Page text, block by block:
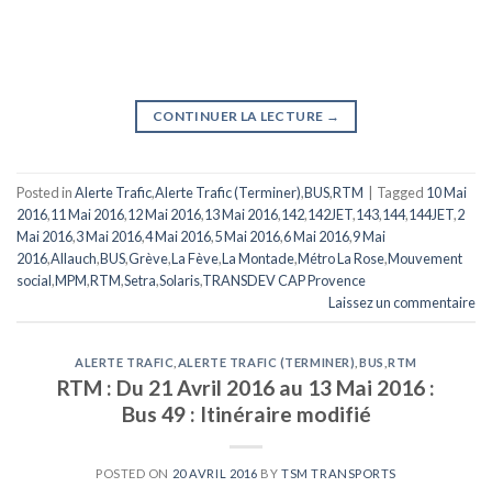
CONTINUER LA LECTURE →
Posted inAlerte Trafic,Alerte Trafic (Terminer),BUS,RTM Tagged 10 Mai
2016,11 Mai 2016,12 Mai 2016,13 Mai 2016,142,142JET,143,144,144JET,2
Mai 2016,3 Mai 2016,4 Mai 2016,5 Mai 2016,6 Mai 2016,9 Mai
2016,Allauch,BUS,Grève,La Fève,La Montade,Métro La Rose,Mouvement
social,MPM,RTM,Setra,Solaris,TRANSDEV CAP Provence
Laissez un commentaire
ALERTE TRAFIC ALERTE TRAFIC (TERMINER) BUS ,RTM
RTM : Du 21 Avril 2016 au 13 Mai 2016 :
Bus 49 : Itinéraire modifié
POSTED ON 20 AVRIL 2016 BYTSM TRANSPORTS